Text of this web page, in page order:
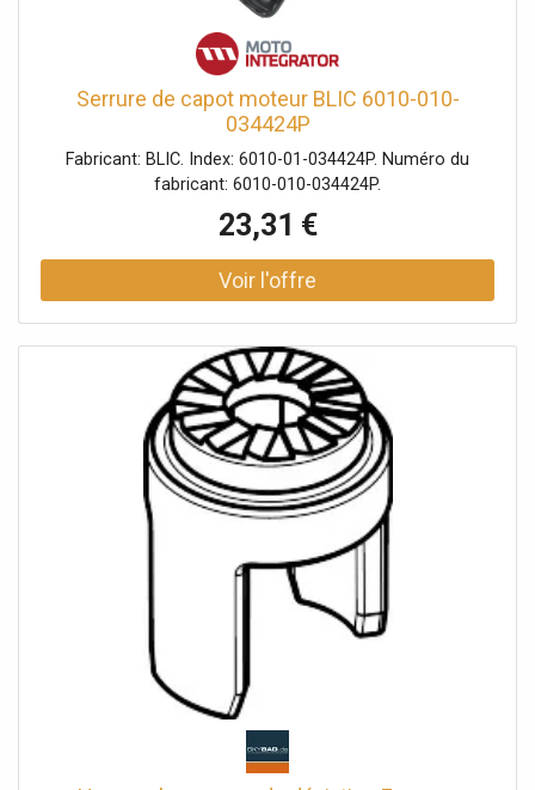
Serrure de capot moteur BLIC 6010-010-
034424P
Fabricant: BLIC. Index: 6010-01-034424P. Numéro du
fabricant: 6010-010-034424P.
23,31 €